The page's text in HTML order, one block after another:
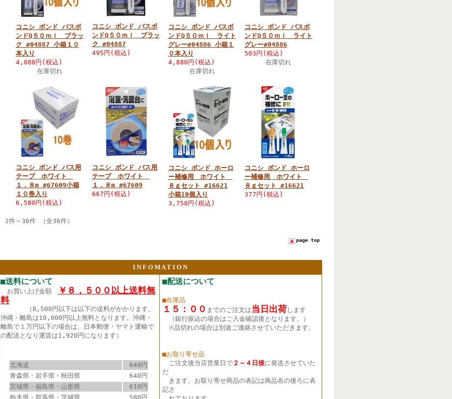
コニシ ボンド バスボ
ンドQ５０ｍｌ ブラッ
ク #04887 小箱１０
本入り
4,880円(税込)
在庫切れ
コニシ ボンド バスボ
ンドQ５０ｍｌ ブラッ
ク #04887
495円(税込)
コニシ ボンド バスボ
ンドQ５０ｍｌ ライト
グレー#04886 小箱１
０本入り
4,880円(税込)
在庫切れ
コニシ ボンド バスボ
ンドQ５０ｍｌ ライト
グレー#04886
503円(税込)
在庫切れ
コニシ ボンド バス用
テープ ホワイト
１．８m #67609小箱
１０巻入り
6,580円(税込)
コニシ ボンド バス用
テープ ホワイト
１．８m #67609
667円(税込)
コニシ ボンド ホーロ
ー補修用 ホワイト
８ｇセット #16621
小箱10個入り
3,758円(税込)
コニシ ボンド ホーロ
ー補修用 ホワイト
８ｇセット #16621
377円(税込)
1件～36件 （全36件）
page top
I N F O M A T I O N
■送料について
お買い上げ金額
￥８，５００以上送料無
料
（8,500円以下は以下の送料がかかります。
沖縄・離島は10,000円以上無料となります。沖縄・
離島で１万円以下の場合は、日本郵便・ヤマト運輸で
の配送となり運賃は1,920円になります）
北海道
640円
青森県・岩手県・秋田県
640円
宮城県・福島県・山形県
610円
栃木県・群馬県・茨城県
580円
■配送について
■在庫品
１５：００ までのご注文は当日出荷 します
（銀行振込の場合はご入金確認後となります。）
※品切れの場合は別途ご連絡させていただきます。
■お取り寄せ品
ご注文後当店営業日で ２～４日後に発送させていた
だ
きます。お取り寄せ商品の表記は商品名の後ろに表
記さ